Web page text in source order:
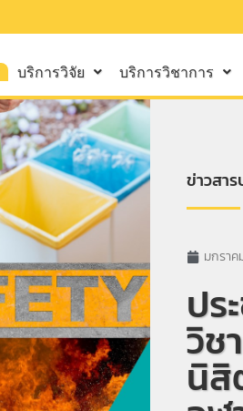
บริการวิจัย บริการวิชาการ
ข่าวสา
มกราค
ปร
วิช
นิสิ